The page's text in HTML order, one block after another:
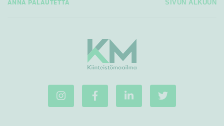
ANNA PALAUTETTA SIVUN ALKUUN